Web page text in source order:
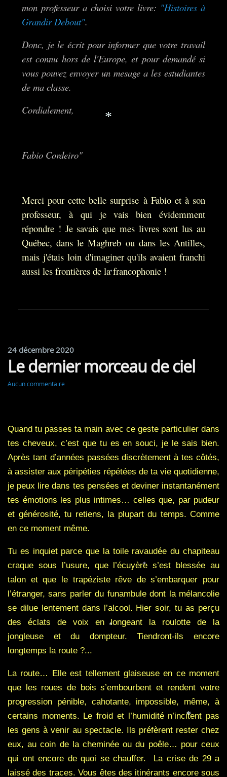
*
*
*
mon professeur a choisi votre livre: "Histoires à
Grandir Debout".
Donc, je le écrit pour informer que votre travail
est connu hors de l'Europe, et pour demandé si
vous pouvez envoyer un mesage a les estudiantes
de ma classe.
Cordialement,
Fabio Cordeiro"
Merci pour cette belle surprise à Fabio et à son
professeur, à qui je vais bien évidemment
répondre ! Je savais que mes livres sont lus au
Québec, dans le Maghreb ou dans les Antilles,
mais j'étais loin d'imaginer qu'ils avaient franchi
aussi les frontières de la francophonie !
24 décembre 2020
Le dernier morceau de ciel
Aucun commentaire
Quand tu passes ta main avec ce geste particulier dans
tes cheveux, c’est que tu es en souci, je le sais bien.
Après tant d’années passées discrètement à tes côtés,
à assister aux péripéties répétées de ta vie quotidienne,
je peux lire dans tes pensées et deviner instantanément
tes émotions les plus intimes… celles que, par pudeur
et générosité, tu retiens, la plupart du temps. Comme
en ce moment même.
Tu es inquiet parce que la toile ravaudée du chapiteau
craque sous l’usure, que l’écuyère s’est blessée au
talon et que le trapéziste rêve de s’embarquer pour
l’étranger, sans parler du funambule dont la mélancolie
se dilue lentement dans l’alcool. Hier soir, tu as perçu
des éclats de voix en longeant la roulotte de la
jongleuse et du dompteur. Tiendront-ils encore
longtemps la route ?...
La route… Elle est tellement glaiseuse en ce moment
que les roues de bois s’embourbent et rendent votre
progression pénible, cahotante, impossible, même, à
certains moments. Le froid et l’humidité n’incitent pas
les gens à venir au spectacle. Ils préfèrent rester chez
eux, au coin de la cheminée ou du poêle… pour ceux
qui ont encore de quoi se chauffer. La crise de 29 a
laissé des traces. Vous êtes des itinérants encore sous